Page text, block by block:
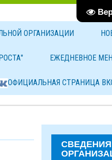
ОРГАНИЗАЦИИ
ЕЖЕДНЕВНОЕ
ОФИЦИАЛЬНАЯ СТРАНИЦА